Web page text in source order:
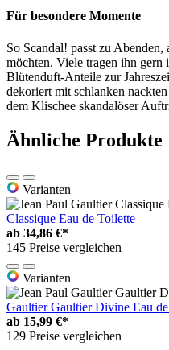
Für besondere Momente
So Scandal! passt zu Abenden,
möchten. Viele tragen ihn
Blütenduft-Anteile zur
dekoriert mit schlanken
dem Klischee skandalöser
Ähnliche Produkte
Varianten
Classique Eau de Toilette
ab 34,86 €*
145 Preise vergleichen
Varianten
Gaultier Gaultier Divine Eau
ab 15,99 €*
129 Preise vergleichen